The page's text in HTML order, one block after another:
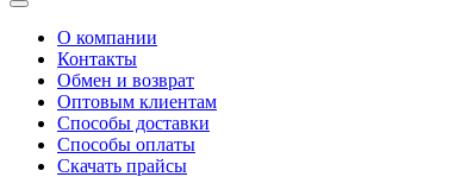
О компании
Контакты
Обмен и возврат
Оптовым клиентам
Способы доставки
Способы оплаты
Скачать прайсы